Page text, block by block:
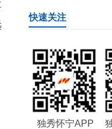
快速关注
独秀怀宁APP